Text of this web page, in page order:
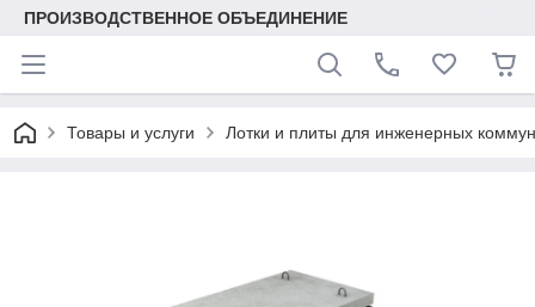
ПРОИЗВОДСТВЕННОЕ ОБЪЕДИНЕНИЕ
Товары и услуги Лотки и плиты для инженерных